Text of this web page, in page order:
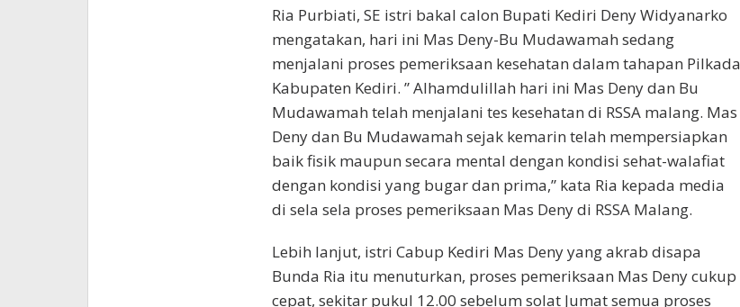
Ria Purbiati, SE istri bakal calon Bupati Kediri Deny Widyanarko
mengatakan, hari ini Mas Deny-Bu Mudawamah sedang
menjalani proses pemeriksaan kesehatan dalam tahapan Pilkada
Kabupaten Kediri. ” Alhamdulillah hari ini Mas Deny dan Bu
Mudawamah telah menjalani tes kesehatan di RSSA malang. Mas
Deny dan Bu Mudawamah sejak kemarin telah mempersiapkan
baik fisik maupun secara mental dengan kondisi sehat-walafiat
dengan kondisi yang bugar dan prima,” kata Ria kepada media
di sela sela proses pemeriksaan Mas Deny di RSSA Malang.
Lebih lanjut, istri Cabup Kediri Mas Deny yang akrab disapa
Bunda Ria itu menuturkan, proses pemeriksaan Mas Deny cukup
cepat, sekitar pukul 12.00 sebelum solat Jumat semua proses